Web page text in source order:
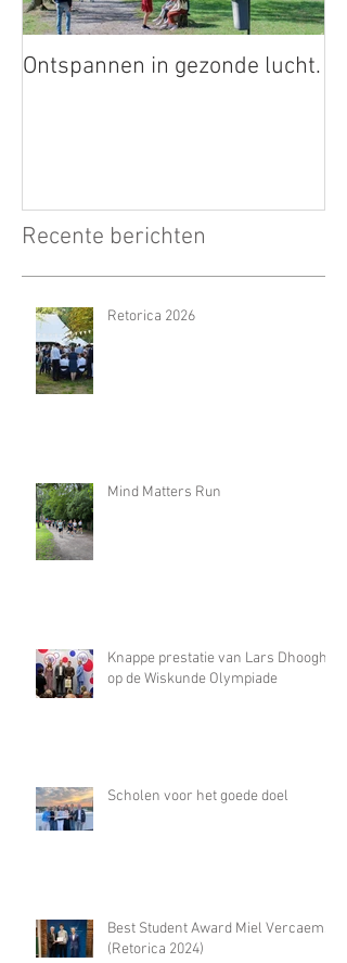
Ontspannen in gezonde lucht.
Recente berichten
Retorica 2026
Mind Matters Run
Knappe prestatie van Lars Dhooghe
op de Wiskunde Olympiade
Scholen voor het goede doel
Best Student Award Miel Vercaemst
(Retorica 2024)